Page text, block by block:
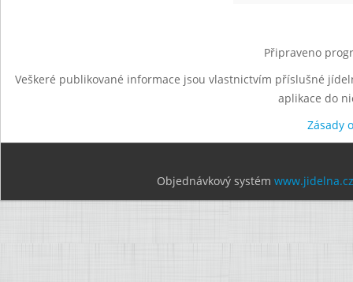
Připraveno
Veškeré publikované informace jsou vlastnictvím příslušné
aplikace do
Zásady
Objednávkový systém www.jidelna.cz